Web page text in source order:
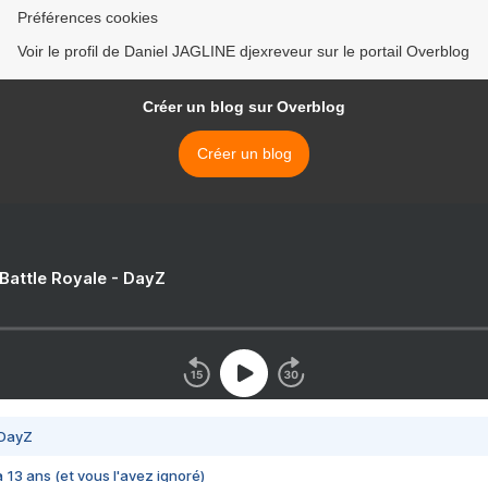
Préférences cookies
Voir le profil de Daniel JAGLINE djexreveur sur le portail Overblog
Créer un blog sur Overblog
Créer un blog
Royale - DayZ
13 ans (et vous l'avez ignoré)